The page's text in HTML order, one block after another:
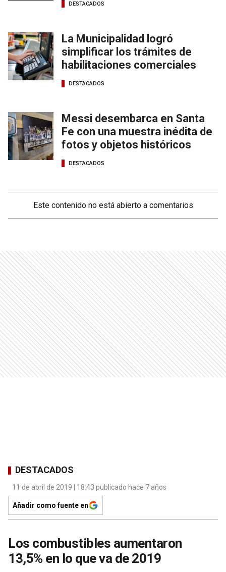
DESTACADOS
La Municipalidad logró
simplificar los trámites de
habilitaciones comerciales
DESTACADOS
Messi desembarca en Santa
Fe con una muestra inédita de
fotos y objetos históricos
DESTACADOS
Este contenido no está abierto a comentarios
DESTACADOS
11 de abril de 2019 | 18:43 publicado hace 7 años
Añadir como fuente en
Los combustibles aumentaron
13,5% en lo que va de 2019